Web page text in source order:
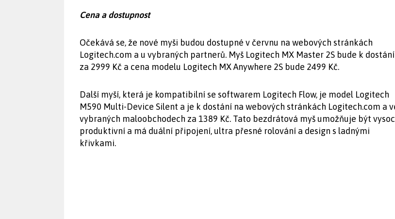
Cena a dostupnost
Očekává se, že nové myši budou dostupné v červnu na webových stránkách
Logitech.com a u vybraných partnerů. Myš Logitech MX Master 2S bude k dostání
za 2999 Kč a cena modelu Logitech MX Anywhere 2S bude 2499 Kč.
Další myší, která je kompatibilní se softwarem Logitech Flow, je model Logitech
M590 Multi-Device Silent a je k dostání na webových stránkách Logitech.com a
vybraných maloobchodech za 1389 Kč. Tato bezdrátová myš umožňuje být
produktivní a má duální připojení, ultra přesné rolování a design s ladnými
křivkami.